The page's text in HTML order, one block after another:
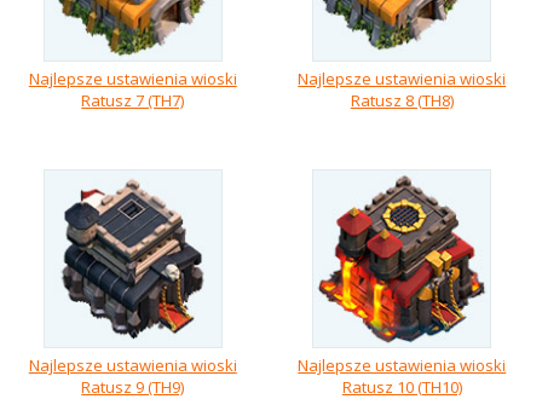
Najlepsze ustawienia wioski
Ratusz 7 (TH7)
Najlepsze ustawienia wioski
Ratusz 8 (TH8)
Najlepsze ustawienia wioski
Ratusz 9 (TH9)
Najlepsze ustawienia wioski
Ratusz 10 (TH10)